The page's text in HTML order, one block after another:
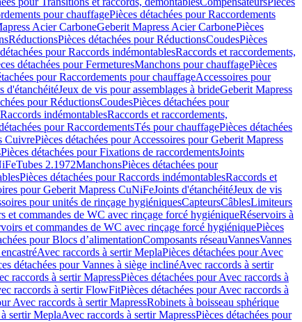
pour chauffagePièces détachées pour Raccordements
Acier CarboneGeberit Mapress Acier CarbonePièces
RéductionsPièces détachées pour RéductionsCoudesPièces
pour Raccords indémontablesRaccords et raccordements,
détachées pour FermeturesManchons pour chauffagePièces
pour Raccordements pour chauffageAccessoires pour
d'étanchéitéJeux de vis pour assemblages à brideGeberit Mapress
pour RéductionsCoudesPièces détachées pour
indémontablesRaccords et raccordements,
pour RaccordementsTés pour chauffagePièces détachées
CuivrePièces détachées pour Accessoires pour Geberit Mapress
Pièces détachées pour Fixations de raccordementsJoints
Tubes 2.1972ManchonsPièces détachées pour
Pièces détachées pour Raccords indémontablesRaccords et
pour Geberit Mapress CuNiFeJoints d'étanchéitéJeux de vis
pour unités de rinçage hygiéniquesCapteursCâblesLimiteurs
et commandes de WC avec rinçage forcé hygiéniqueRéservoirs à
et commandes de WC avec rinçage forcé hygiéniquePièces
pour Blocs d’alimentationComposants réseauVannesVannes
Avec raccords à sertir MeplaPièces détachées pour Avec
détachées pour Vannes à siège inclinéAvec raccords à sertir
raccords à sertir MapressPièces détachées pour Avec raccords à
raccords à sertir FlowFitPièces détachées pour Avec raccords à
Avec raccords à sertir MapressRobinets à boisseau sphérique
sertir MeplaAvec raccords à sertir MapressPièces détachées pour